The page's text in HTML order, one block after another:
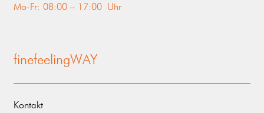
Mo-Fr: 08:00 – 17:00 Uhr
finefeelingWAY
Kontakt